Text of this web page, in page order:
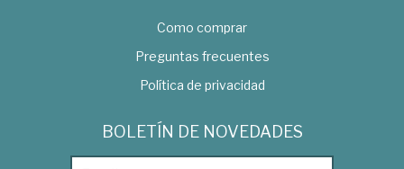
Como comprar
Preguntas frecuentes
Política de privacidad
BOLETÍN DE NOVEDADES